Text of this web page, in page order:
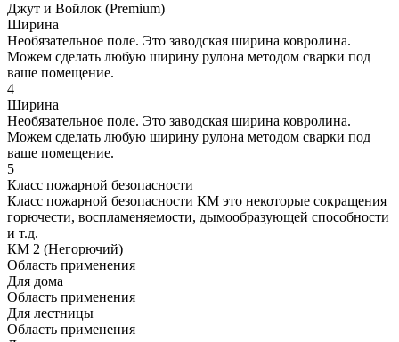
Джут и Войлок (Premium)
Ширина
Необязательное поле. Это заводская ширина ковролина.
Можем сделать любую ширину рулона методом сварки под
ваше помещение.
4
Ширина
Необязательное поле. Это заводская ширина ковролина.
Можем сделать любую ширину рулона методом сварки под
ваше помещение.
5
Класс пожарной безопасности
Класс пожарной безопасности КМ это некоторые сокращения
горючести, воспламеняемости, дымообразующей способности
и т.д.
КМ 2 (Негорючий)
Область применения
Для дома
Область применения
Для лестницы
Область применения